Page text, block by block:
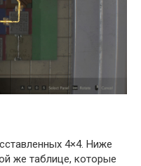
4×4. Ниже
же таблице, которые